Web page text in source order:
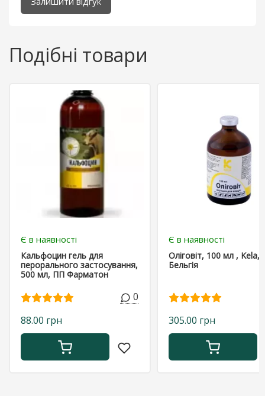
Подібні товари
Є в наявності
Кальфоцин гель для
перорального застосування,
500 мл, ПП Фарматон
0
88.00 грн
Є в наявності
Оліговіт, 100 мл , Kela,
Бельгія
305.00 грн